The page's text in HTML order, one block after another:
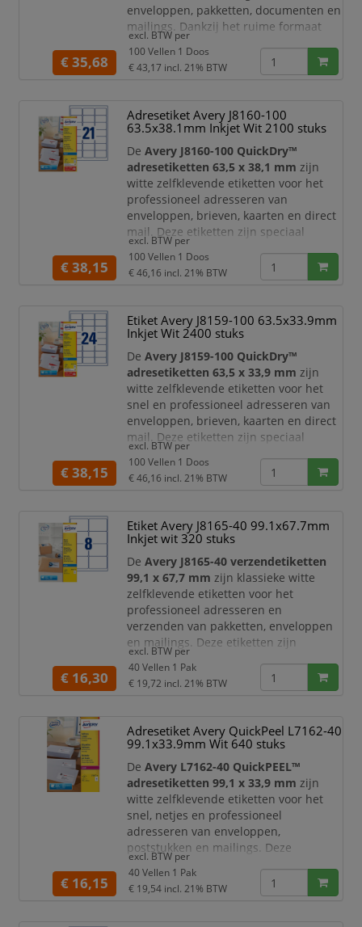
enveloppen, pakketten, documenten en
mailings. Dankzij het ruime formaat
bieden deze etiketten veel plaats voor
adresgegevens, retourinformatie,
barcodes, verzendcodes, logo’s of
Deze Avery etiketten zijn speciaal
geschikt voorlaserprintersen
geoptimaliseerd voor standaard envel
€ 35,68
excl. BTW per
100 Vellen 1 Doos
€ 43,17 incl. 21% BTW
Adresetiket Avery J8160-100
63.5x38.1mm Inkjet Wit 2100 stuks
DeAvery J8160-100 QuickDry™
adresetiketten 63,5 x 38,1 mm zijn
witte zelfklevende etiketten voor het
professioneel adresseren van
enveloppen, brieven, kaarten en direct
mail. Deze etiketten zijn speciaal
ontwikkeld voor
ideaal wanneer u regelmatig mailings
verstuurt die er verzorgd, duidelijk en
Dankzij deQuickDry™ technologie
droogt de inkt direct na het afdrukken.
U hoeft dus niet te w
€ 38,15
excl. BTW per
100 Vellen 1 Doos
€ 46,16 incl. 21% BTW
Etiket Avery J8159-100 63.5x33.9mm
Inkjet Wit 2400 stuks
DeAvery J8159-100 QuickDry™
adresetiketten 63,5 x 33,9 mm zijn
witte zelfklevende etiketten voor het
snel en professioneel adresseren van
enveloppen, brieven, kaarten en direct
mail. Deze etiketten zijn speciaal
ontwikkeld voor
ideaal wanneer u regelmatig mailings
verstuurt die er verzorgd en
Dankzij deQuickDry™ technologie
droogt de inkt direct na het afdrukken.
U hoeft dus niet te wach
€ 38,15
excl. BTW per
100 Vellen 1 Doos
€ 46,16 incl. 21% BTW
Etiket Avery J8165-40 99.1x67.7mm
Inkjet wit 320 stuks
DeAvery J8165-40 verzendetiketten
99,1 x 67,7 mm zijn klassieke witte
zelfklevende etiketten voor het
professioneel adresseren en
verzenden van pakketten, enveloppen
en mailings. Deze etiketten zijn
speciaal geschikt voor
en leveren een duidelijke, goed
leesbare afdruk met scherpe tekst en
Dankzij de snel drogende afdruk zijn
de etikettendirect na het printen klaar
voor gebruik. De inkt droogt
onmiddellijk, wa
€ 16,30
excl. BTW per
40 Vellen 1 Pak
€ 19,72 incl. 21% BTW
Adresetiket Avery QuickPeel L7162-40
99.1x33.9mm Wit 640 stuks
DeAvery L7162-40 QuickPEEL™
adresetiketten 99,1 x 33,9 mm zijn
witte zelfklevende etiketten voor het
snel, netjes en professioneel
adresseren van enveloppen,
poststukken en mailings. Deze
etiketten zijn geschikt voor
laserprinters
en geoptimaliseerd voor
standaard envelopformaten,
€ 16,15
excl. BTW per
40 Vellen 1 Pak
€ 19,54 incl. 21% BTW